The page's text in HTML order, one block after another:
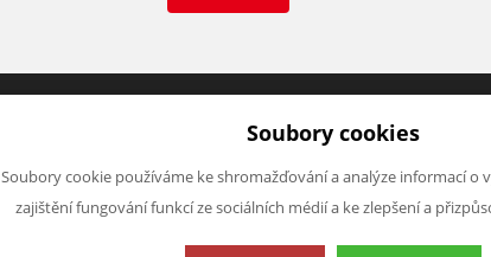
O nás
Kontakty
Chcete nám něco
produktech nebo
Soubory cookies
Soubory cookie používáme ke shromažďování a analýze informací o
zajištění fungování funkcí ze sociálních médií a ke zlepšení a